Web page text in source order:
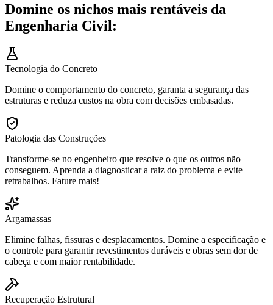
Domine os nichos mais rentáveis da
Engenharia Civil:
Tecnologia do Concreto
Domine o comportamento do concreto, garanta a segurança das
estruturas e reduza custos na obra com decisões embasadas.
Patologia das Construções
Transforme-se no engenheiro que resolve o que os outros não
conseguem. Aprenda a diagnosticar a raiz do problema e evite
retrabalhos. Fature mais!
Argamassas
Elimine falhas, fissuras e desplacamentos. Domine a especificação e
o controle para garantir revestimentos duráveis e obras sem dor de
cabeça e com maior rentabilidade.
Recuperação Estrutural